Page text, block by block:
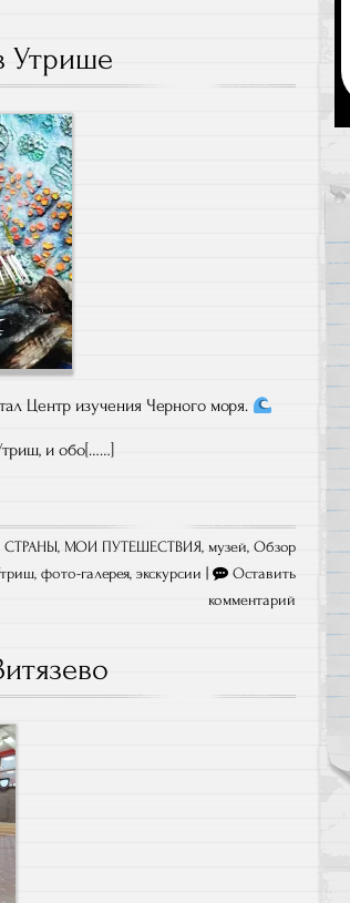
Утрише
Центр изучения Черного моря.
и обо[……]
СТРАНЫ, МОИ ПУТЕШЕСТВИЯ, музей,Обзор
,фото-галерея,экскурсии |
Оставить
комментарий